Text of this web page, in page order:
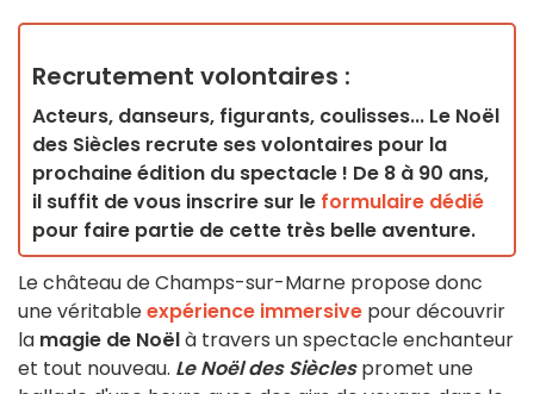
Recrutement volontaires :
Acteurs, danseurs, figurants, coulisses... Le Noël
des Siècles recrute ses volontaires pour la
prochaine édition du spectacle ! De 8 à 90 ans,
il suffit de vous inscrire sur le formulaire dédié
pour faire partie de cette très belle aventure.
Le château de Champs-sur-Marne propose donc
une véritableexpérience immersive pour découvrir
la magie de Noëlà travers un spectacle enchanteur
et tout nouveau. Le Noël des Sièclespromet une